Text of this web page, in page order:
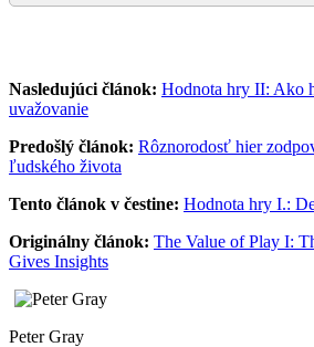
Nasledujúci článok: Hodnota hry II: Ako
uvažovanie
Predošlý článok: Rôznorodosť hier
ľudského života
Tento článok v čestine: Hodnota hry I.:
Originálny článok: The Value of Play I:
Gives Insights
Peter Gray